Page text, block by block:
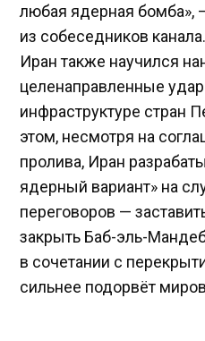
любая ядерная бомба»,
из собеседников
Иран также научился
целенаправленные
инфраструктуре стран
этом, несмотря на
пролива, Иран
ядерный вариант» на
переговоров —
закрыть Баб-эль-
в сочетании с
сильнее подорвёт